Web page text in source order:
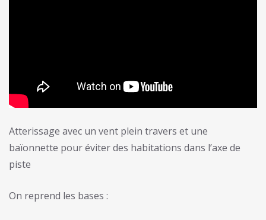
Atterissage avec un vent plein travers et une
baïonnette pour éviter des habitations dans l’axe de
piste
On reprend les bases :